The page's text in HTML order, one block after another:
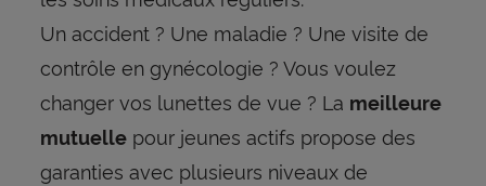
Un accident ? Une maladie ? Une visite de
contrôle en gynécologie ? Vous voulez
changer vos lunettes de vue ? La meilleure
mutuellepour jeunes actifs propose des
garanties avec plusieurs niveaux de